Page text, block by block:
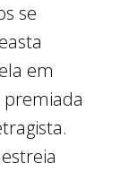
se
em
premiada